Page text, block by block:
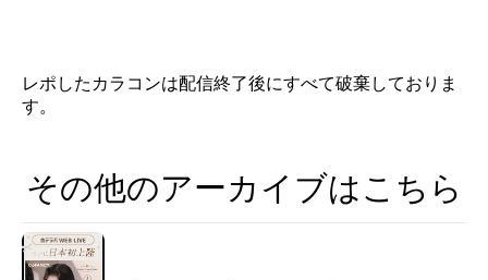
レポしたカラコンは配信終了後にすべて破棄しておりま
す。
その他のアーカイブはこちら